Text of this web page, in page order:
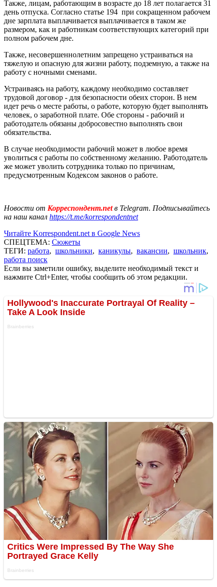
Также, лицам, работающим в возрасте до 18 лет полагается 31
день отпуска. Согласно статье 194 при сокращенном рабочем
дне зарплата выплачивается выплачивается в таком же
размером, как и работникам соответствующих категорий при
полном рабочем дне.
Также, несовершеннолетним запрещено устраиваться на
тяжелую и опасную для жизни работу, подземную, а также на
работу с ночными сменами.
Устраиваясь на работу, каждому необходимо составляет
трудовой договор - для безопасности обеих сторон. В нем
идет речь о месте работы, о работе, которую будет выполнять
человек, о заработной плате. Обе стороны - рабочий и
работодатель обязаны добросовестно выполнять свои
обязательства.
В случае необходимости рабочий может в любое время
уволиться с работы по собственному желанию. Работодатель
же может уволить сотрудника только по причинам,
предусмотренным Кодексом законов о работе.
Новости от Корреспондент.netв Telegram. Подписывайтесь
на наш канал https://t.me/korrespondentnet
Читайте Korrespondent.net в Google News
СПЕЦТЕМА: Сюжеты
ТЕГИ: работа, школьники, каникулы, вакансии, школьник,
работа поиск
Если вы заметили ошибку, выделите необходимый текст и
нажмите Ctrl+Enter, чтобы сообщить об этом редакции.